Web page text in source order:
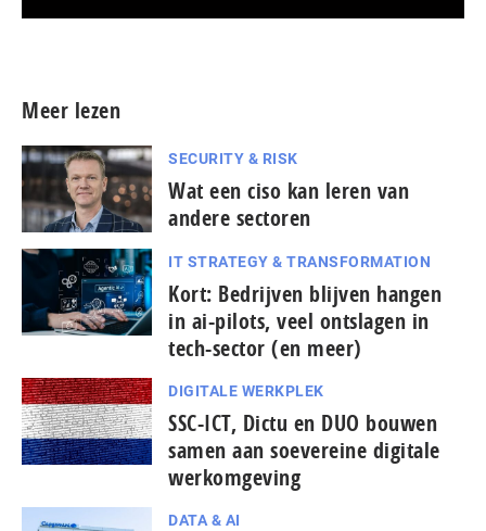
Meer lezen
SECURITY & RISK
Wat een ciso kan leren van
andere sectoren
IT STRATEGY & TRANSFORMATION
Kort: Bedrijven blijven hangen
in ai-pilots, veel ontslagen in
tech-sector (en meer)
DIGITALE WERKPLEK
SSC-ICT, Dictu en DUO bouwen
samen aan soevereine digitale
werkomgeving
DATA & AI